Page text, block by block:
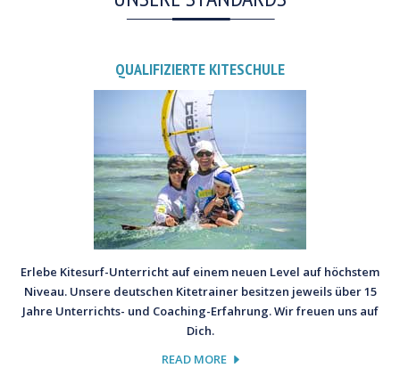
QUALIFIZIERTE KITESCHULE
Erlebe Kitesurf-Unterricht auf einem neuen Level auf höchstem
Niveau. Unsere deutschen Kitetrainer besitzen jeweils über 15
Jahre Unterrichts- und Coaching-Erfahrung. Wir freuen uns auf
Dich.
READ MORE